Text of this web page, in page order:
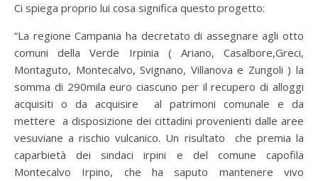
Ci spiega proprio lui cosa significa questo progetto:
“La regione Campania ha decretato di assegnare agli otto
comuni della Verde Irpinia ( Ariano, Casalbore,Greci,
Montaguto, Montecalvo, Svignano, Villanova e Zungoli ) la
somma di 290mila euro ciascuno per il recupero di alloggi
acquisiti o da acquisire al patrimoni comunale e da
mettere a disposizione dei cittadini provenienti dalle aree
vesuviane a rischio vulcanico. Un risultato che premia la
caparbietà dei sindaci irpini e del comune capofila
Montecalvo Irpino, che ha saputo mantenere vivo